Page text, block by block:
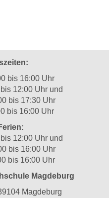
16:00 Uhr
12:00 Uhr und
Uhr
bis 16:00 Uhr
12:00 Uhr und
Uhr
bis 16:00 Uhr
Magdeburg
Magdeburg